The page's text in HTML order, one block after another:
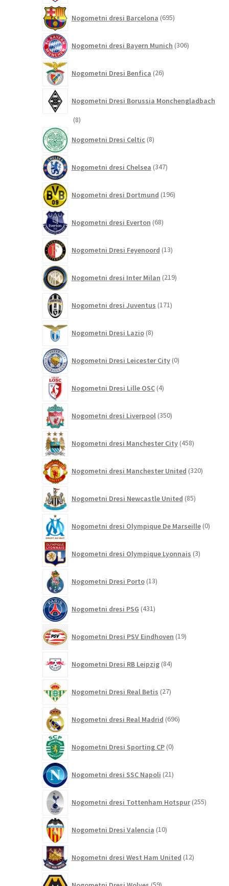
Nogometni dresi Barcelona 695izdelkov
Nogometni dresi Bayern Munich 306izdelkov
Nogometni Dresi Benfica 26izdelkov
Nogometni Dresi Borussia Monchengladbach
88
Nogometni Dresi Celtic 8izdelkov
Nogometni dresi Chelsea 347izdelkov
Nogometni dresi Dortmund 196izdelkov
Nogometni dresi Everton 68izdelkov
Nogometni Dresi Feyenoord 13izdelkov
Nogometni dresi Inter Milan 219izdelkov
Nogometni dresi Juventus 171izdelkov
Nogometni Dresi Lazio 8izdelkov
Nogometni Dresi Leicester City 0izdelkov
Nogometni Dresi Lille OSC 4izdelki
Nogometni dresi Liverpool 350izdelkov
Nogometni dresi Manchester City 458izdelkov
Nogometni dresi Manchester United 320izdelkov
Nogometni Dresi Newcastle United 85izdelkov
Nogometni dresi Olympique De Marseille 0
Nogometni dresi Olympique Lyonnais 3izdelki
Nogometni Dresi Porto 13izdelkov
Nogometni dresi PSG 431izdelkov
Nogometni Dresi PSV Eindhoven 19izdelkov
Nogometni Dresi RB Leipzig 84izdelkov
Nogometni Dresi Real Betis 27izdelkov
Nogometni dresi Real Madrid 696izdelkov
Nogometni Dresi Sporting CP 0izdelkov
Nogometni dresi SSC Napoli 21izdelkov
Nogometni dresi Tottenham Hotspur 255
Nogometni Dresi Valencia 10izdelkov
Nogometni dresi West Ham United 12izdelkov